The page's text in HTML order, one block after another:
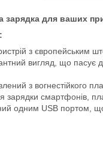
зарядка для ваших
з європейським
вигляд, що пасує
з вогнестійкого
зарядки смартфонів,
одним USB портом, що